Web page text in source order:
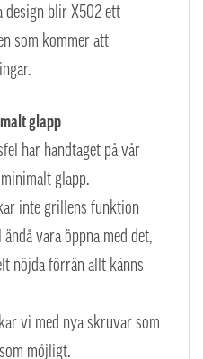
design blir X502 ett
som kommer att
glapp
har handtaget på vår
glapp.
inte grillens funktion
vara öppna med det,
nöjda förrän allt känns
vi med nya skruvar som
möjligt.